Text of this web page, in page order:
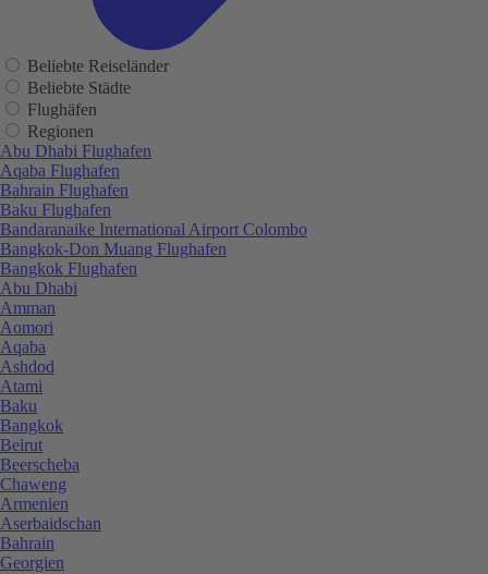
Beliebte Reiseländer
Beliebte Städte
Flughäfen
Regionen
Abu Dhabi Flughafen
Aqaba Flughafen
Bahrain Flughafen
Baku Flughafen
Bandaranaike International Airport Colombo
Bangkok-Don Muang Flughafen
Bangkok Flughafen
Abu Dhabi
Amman
Aomori
Aqaba
Ashdod
Atami
Baku
Bangkok
Beirut
Beerscheba
Chaweng
Armenien
Aserbaidschan
Bahrain
Georgien